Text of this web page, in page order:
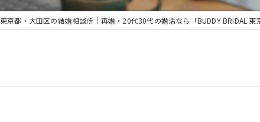
東京都・大田区の結婚相談所｜再婚・20代30代の婚活なら「BUDDY BRIDAL 東